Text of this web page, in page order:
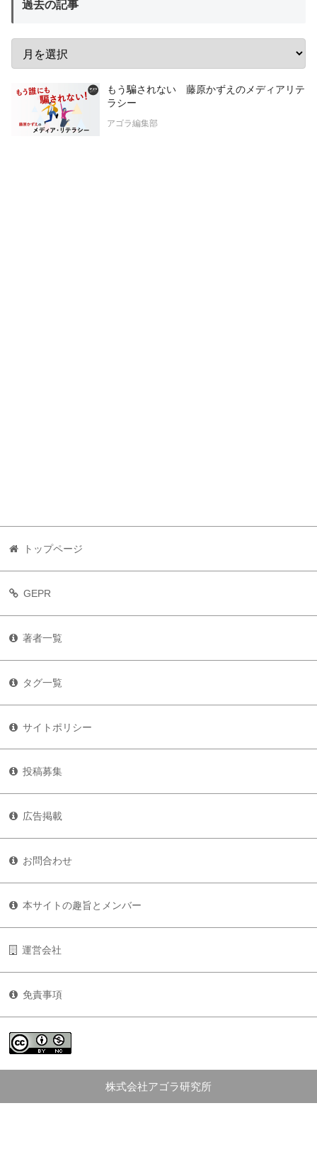
過去の記事
もう騙されない 藤原かずえのメディアリテ
ラシー
アゴラ編集部
トップページ
GEPR
著者一覧
タグ一覧
サイトポリシー
投稿募集
広告掲載
お問合わせ
本サイトの趣旨とメンバー
運営会社
免責事項
株式会社アゴラ研究所